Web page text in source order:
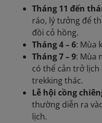
Tháng 11 đến
ráo, lý tưởng để
đồi cỏ hồng.
Tháng 4 – 6: Mùa
Tháng 7 – 9: Mùa
có thể cản trở
trekking thác.
Lễ hội cồng
thường diễn ra
lịch.